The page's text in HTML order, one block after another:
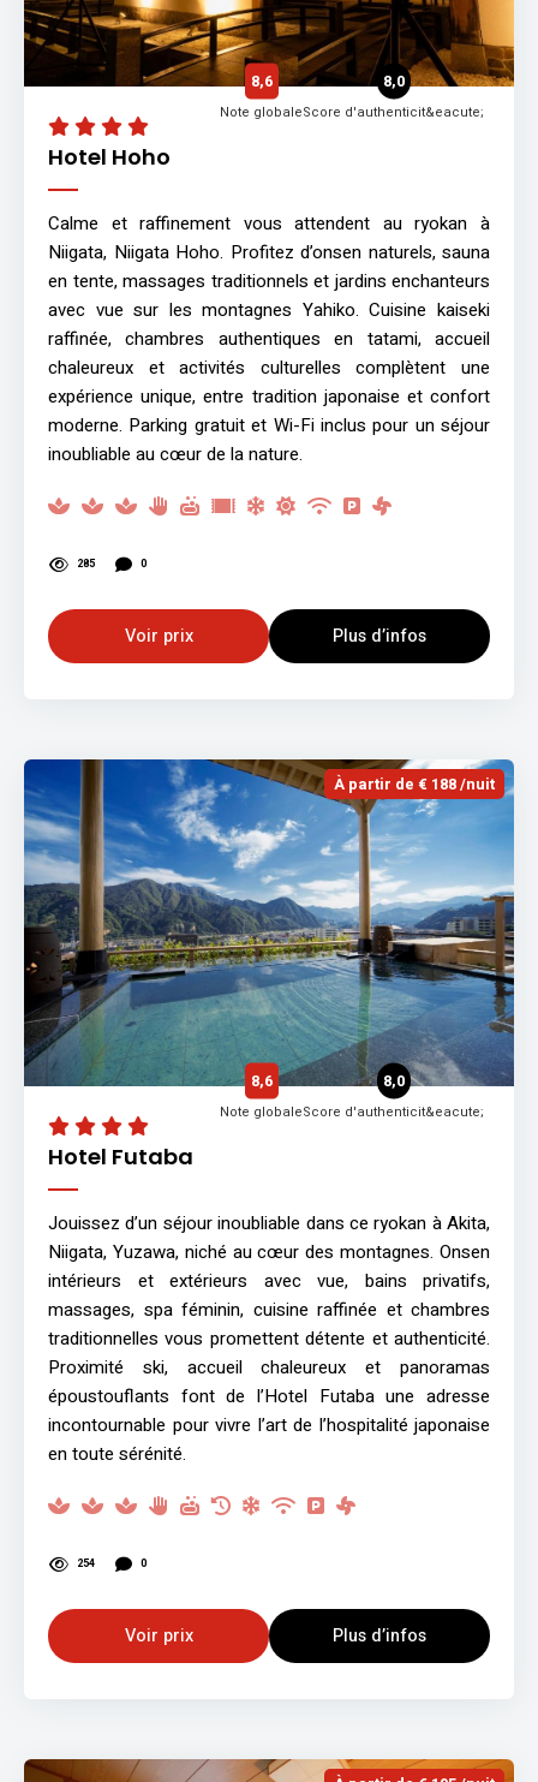
Hotel Hoho
8,6
Note globale
8,0
Score d'authenticit&eacute;
Calme et raffinement vous attendent au ryokan à
Niigata, Niigata Hoho. Profitez d’onsen naturels, sauna
en tente, massages traditionnels et jardins enchanteurs
avec vue sur les montagnes Yahiko. Cuisine kaiseki
raffinée, chambres authentiques en tatami, accueil
chaleureux et activités culturelles complètent une
expérience unique, entre tradition japonaise et confort
moderne. Parking gratuit et Wi-Fi inclus pour un séjour
inoubliable au cœur de la nature.
285 0
Voir prix Plus d’infos
À partir de € 188 /nuit
Hotel Futaba
8,6
Note globale
8,0
Score d'authenticit&eacute;
Jouissez d’un séjour inoubliable dans ce ryokan à Akita,
Niigata, Yuzawa, niché au cœur des montagnes. Onsen
intérieurs et extérieurs avec vue, bains privatifs,
massages, spa féminin, cuisine raffinée et chambres
traditionnelles vous promettent détente et authenticité.
Proximité ski, accueil chaleureux et panoramas
époustouflants font de l’Hotel Futaba une adresse
incontournable pour vivre l’art de l’hospitalité japonaise
en toute sérénité.
254 0
Voir prix Plus d’infos